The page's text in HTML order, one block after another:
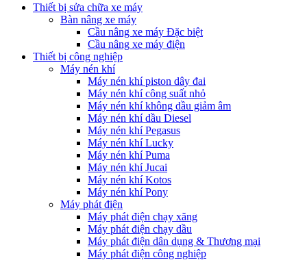
Thiết bị sửa chữa xe máy
Bàn nâng xe máy
Cầu nâng xe máy Đặc biệt
Cầu nâng xe máy điện
Thiết bị công nghiệp
Máy nén khí
Máy nén khí piston dây đai
Máy nén khí công suất nhỏ
Máy nén khí không dầu giảm âm
Máy nén khí dầu Diesel
Máy nén khí Pegasus
Máy nén khí Lucky
Máy nén khí Puma
Máy nén khí Jucai
Máy nén khí Kotos
Máy nén khí Pony
Máy phát điện
Máy phát điện chạy xăng
Máy phát điện chạy dầu
Máy phát điện dân dụng & Thương mại
Máy phát điện công nghiệp